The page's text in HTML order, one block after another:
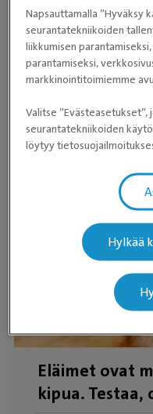
Etkö halua jakaa
Eläimet ovat
kipua. Testaa,
Napsauttamalla ”Hyväksy
seurantatekniikoiden
liikkumisen
parantamiseksi,
markkinointitoimiemme
Valitse
seurantatekniikoiden
löytyy
Hylkää